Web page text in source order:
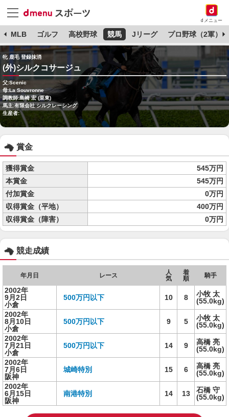
dメニュー
MLB ゴルフ 高校野球 競馬 Jリーグ プロ野球（2軍）
牝 鹿毛 登録抹消
(外)シルクコサージュ
父:Scenic
母:La Souvronne
調教師:島崎 宏 (栗東)
馬主:有限会社 シルクレーシング
生産者:
賞金
獲得賞金
545万円
本賞金
545万円
付加賞金
0万円
収得賞金（平地）
400万円
収得賞金（障害）
0万円
競走成績
年月日 レース
人
気
着
順
騎手
2002年
9月2日
小倉
500万円以下 10 8
小牧 太
(55.0kg)
2002年
8月10日
小倉
500万円以下 9 5
小牧 太
(55.0kg)
2002年
7月21日
小倉
500万円以下 14 9
高橋 亮
(55.0kg)
2002年
7月6日
阪神
城崎特別 15 6
高橋 亮
(55.0kg)
2002年
6月15日
阪神
南港特別 14 13
石橋 守
(55.0kg)